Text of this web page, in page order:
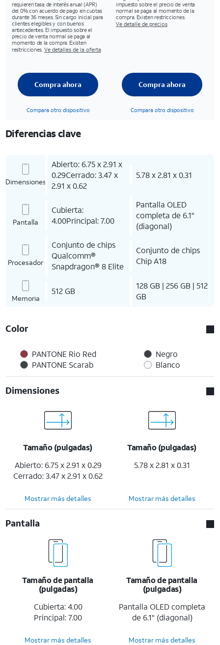
requieren tasa de interés anual (APR)
del 0% con acuerdo de pago en cuotas
durante 36 meses. Sin cargo inicial para
clientes elegibles y con buenos
antecedentes. El impuesto sobre el
precio de venta normal se paga al
momento de la compra. Existen
restricciones. Ve detalles de la oferta
impuesto sobre el precio de venta
normal se paga al momento de la
compra. Existen restricciones.
Ve detalle de precios
Compra ahora
Compara otro dispositivo
Compra ahora
Compara otro dispositivo
Diferencias clave
Dimensiones
Abierto: 6.75 x 2.91 x
0.29Cerrado: 3.47 x
2.91 x 0.62
5.78 x 2.81 x 0.31
Pantalla
Cubierta:
4.00Principal: 7.00
Pantalla OLED
completa de 6.1"
(diagonal)
Procesador
Conjunto de chips
Qualcomm®
Snapdragon® 8 Elite
Conjunto de chips
Chip A18
Memoria
512 GB
128 GB | 256 GB | 512
GB
Color
PANTONE Rio Red
PANTONE Scarab
Negro
Blanco
Dimensiones
Tamaño (pulgadas)
Abierto: 6.75 x 2.91 x 0.29
Cerrado: 3.47 x 2.91 x 0.62
Tamaño (pulgadas)
5.78 x 2.81 x 0.31
Mostrar más detalles Mostrar más detalles
Pantalla
Tamaño de pantalla
(pulgadas)
Cubierta: 4.00
Principal: 7.00
Tamaño de pantalla
(pulgadas)
Pantalla OLED completa
de 6.1" (diagonal)
Mostrar más detalles Mostrar más detalles